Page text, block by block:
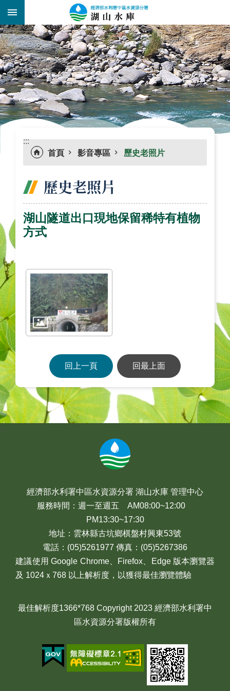
跳到主要內容區塊
::: _
:::
首頁
影音專區 歷史老照片
歷史老照片
湖山隧道出口現地保留稀特有植物
方式
回上一頁 回最上面
:::
經濟部水利署中區水資源分署 湖山水庫 管理中心
服務時間：週一至週五 AM08:00~12:00
PM13:30~17:30
地址：雲林縣古坑鄉棋盤村興東53號
電話：(05)5261977 傳真：(05)5267386
建議使用 Google Chrome、Firefox、Edge 版本瀏覽器
及 1024ｘ768 以上解析度，以獲得最佳瀏覽體驗
最佳解析度1366*768 Copyright 2023 經濟部水利署中
區水資源分署版權所有